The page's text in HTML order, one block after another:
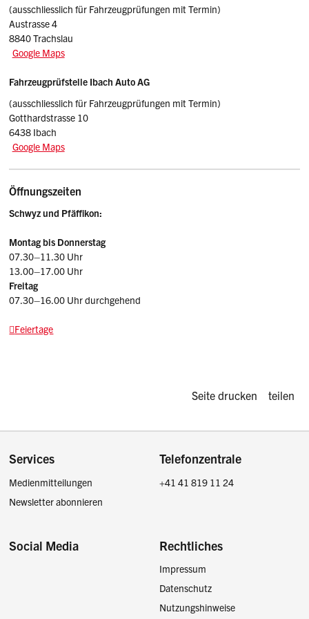
(ausschliesslich für Fahrzeugprüfungen mit Termin)
Austrasse 4
8840 Trachslau
Google Maps
Fahrzeugprüfstelle Ibach Auto AG
(ausschliesslich für Fahrzeugprüfungen mit Termin)
Gotthardstrasse 10
6438 Ibach
Google Maps
Öffnungszeiten
Schwyz und Pfäffikon:
Montag bis Donnerstag
07.30–11.30 Uhr
13.00–17.00 Uhr
Freitag
07.30–16.00 Uhr durchgehend
Feiertage
Diese Seite
Seite drucken teilen
Footer
Services
Medienmitteilungen
Newsletter abonnieren
Telefonzentrale
+41 41 819 11 24
Social Media Rechtliches
Impressum
Datenschutz
Nutzungshinweise